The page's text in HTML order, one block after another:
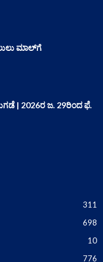
ಮಾಲ್‌ಗೆ
| 2026ರ ಜ. 29ರಿಂದ ಫೆ.
311
698
10
776